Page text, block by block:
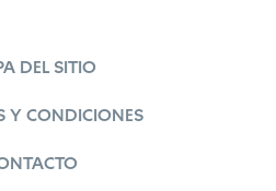
DEL SITIO
Y CONDICIONES